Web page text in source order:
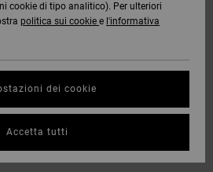
cookie di tipo analitico). Per ulteriori
politica sui cookie e l'informativa
dei cookie
Accetta tutti